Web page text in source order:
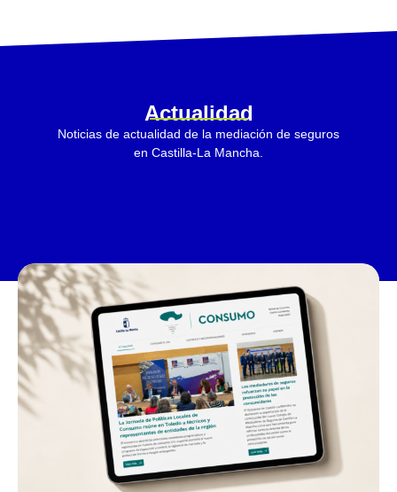
Actualidad
Noticias de actualidad de la mediación de seguros
en Castilla-La Mancha.